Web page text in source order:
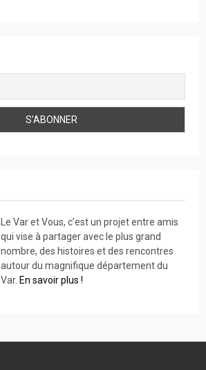
Le Var et Vous, c’est un projet entre amis
qui vise à partager avec le plus grand
nombre, des histoires et des rencontres
autour du magnifique département du
Var. En savoir plus !